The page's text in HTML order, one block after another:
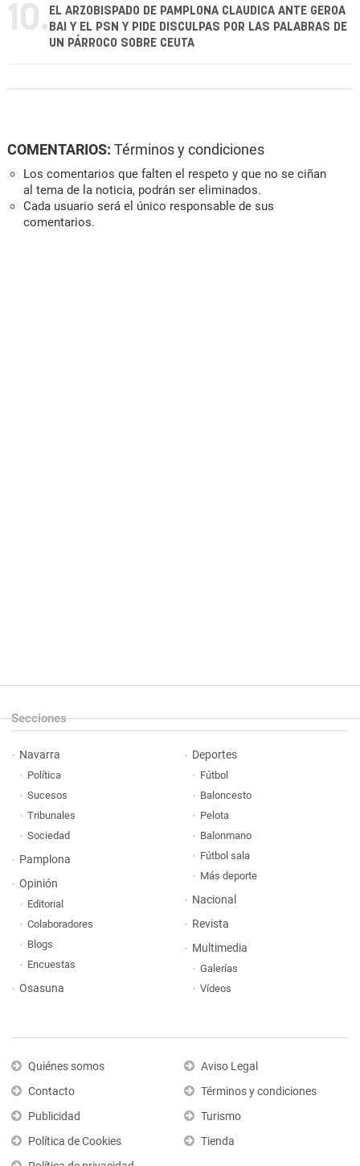
10. EL ARZOBISPADO DE PAMPLONA CLAUDICA ANTE GEROA
BAI Y EL PSN Y PIDE DISCULPAS POR LAS PALABRAS DE
UN PÁRROCO SOBRE CEUTA
COMENTARIOS: Términos y condiciones
Los comentarios que falten el respeto y que no se ciñan
al tema de la noticia, podrán ser eliminados.
Cada usuario será el único responsable de sus
comentarios.
Secciones
Navarra
Política
Sucesos
Tribunales
Sociedad
Pamplona
Opinión
Editorial
Colaboradores
Blogs
Encuestas
Osasuna
Deportes
Fútbol
Baloncesto
Pelota
Balonmano
Fútbol sala
Más deporte
Nacional
Revista
Multimedia
Galerías
Vídeos
Quiénes somos
Contacto
Publicidad
Política de Cookies
Aviso Legal
Términos y condiciones
Turismo
Tienda